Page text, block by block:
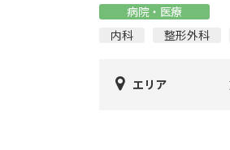
病院・医療
内科
整形外科
エリア